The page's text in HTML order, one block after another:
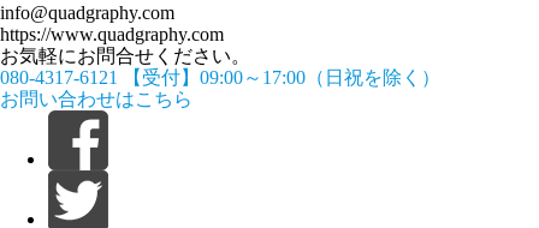
info@quadgraphy.com
https://www.quadgraphy.com
お気軽にお問合せください。
080-4317-6121
【受付】09:00～17:00（日祝を除く）
お問い合わせはこちら